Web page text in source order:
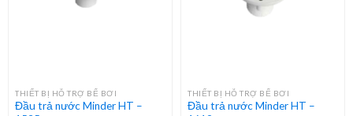
THIẾT BỊ HỖ TRỢ BỂ BƠI
Đầu trả nước Minder HT –
THIẾT BỊ HỖ TRỢ BỂ BƠI
Đầu trả nước Minder HT –